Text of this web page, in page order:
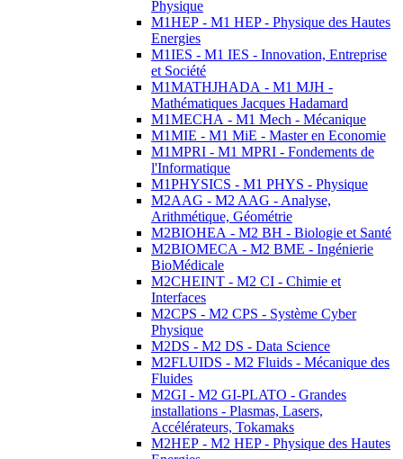
Physique
M1HEP - M1 HEP - Physique des Hautes
Energies
M1IES - M1 IES - Innovation, Entreprise
et Société
M1MATHJHADA - M1 MJH -
Mathématiques Jacques Hadamard
M1MECHA - M1 Mech - Mécanique
M1MIE - M1 MiE - Master en Economie
M1MPRI - M1 MPRI - Fondements de
l'Informatique
M1PHYSICS - M1 PHYS - Physique
M2AAG - M2 AAG - Analyse,
Arithmétique, Géométrie
M2BIOHEA - M2 BH - Biologie et Santé
M2BIOMECA - M2 BME - Ingénierie
BioMédicale
M2CHEINT - M2 CI - Chimie et
Interfaces
M2CPS - M2 CPS - Système Cyber
Physique
M2DS - M2 DS - Data Science
M2FLUIDS - M2 Fluids - Mécanique des
Fluides
M2GI - M2 GI-PLATO - Grandes
installations - Plasmas, Lasers,
Accélérateurs, Tokamaks
M2HEP - M2 HEP - Physique des Hautes